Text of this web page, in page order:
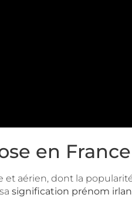
en France
aérien, dont la
signification prénom